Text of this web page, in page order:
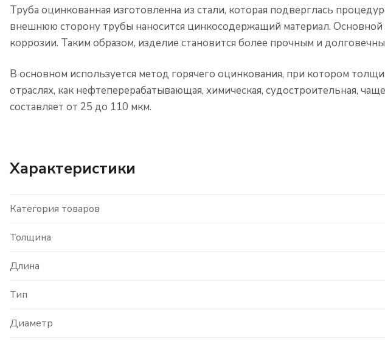
Труба оцинкованная изготовленна из стали, которая подверглась
внешнюю сторону трубы наносится цинкосодержащий материал. Основной
коррозии. Таким образом, изделие становится более прочным и
В основном используется метод горячего оцинкования, при котором
отраслях, как нефтеперерабатывающая, химическая, судостроительная,
составляет от 25 до 110 мкм.
Характеристики
Категория товаров
Толщина
Длина
Тип
Диаметр